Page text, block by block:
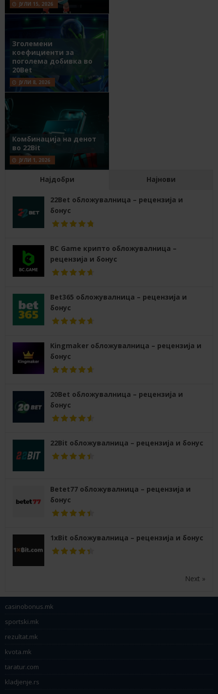
ЈУЛИ 15, 2026
Зголемени
коефициенти за
поголема добивка во
20Bet
ЈУЛИ 8, 2026
Комбинација на денот
во 22Bit
ЈУЛИ 1, 2026
Најдобри Најнови
22Bet обложувалница – рецензија и
бонус
BC Game крипто обложувалница –
рецензија и бонус
Bet365 обложувалница – рецензија и
бонус
Kingmaker обложувалница – рецензија и
бонус
20Bet обложувалница – рецензија и
бонус
22Bit обложувалница – рецензија и бонус
Betet77 обложувалница – рецензија и
бонус
1xBit обложувалница – рецензија и бонус
Next »
casinobonus.mk
sportski.mk
rezultat.mk
kvota.mk
taratur.com
kladjenje.rs